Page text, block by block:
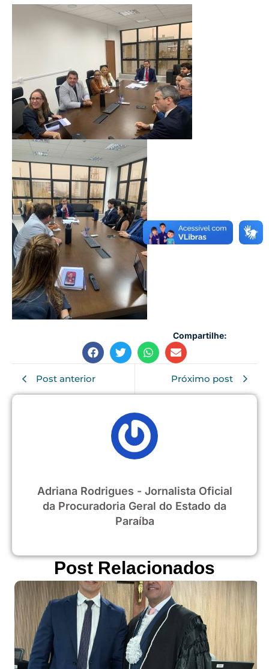
Compartilhe:
Post anterior Próximo post
Adriana Rodrigues - Jornalista Oficial
da Procuradoria Geral do Estado da
Paraíba
Post Relacionados